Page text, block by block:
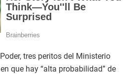
tres peritos del Ministerio
que hay “alta probabilidad” de